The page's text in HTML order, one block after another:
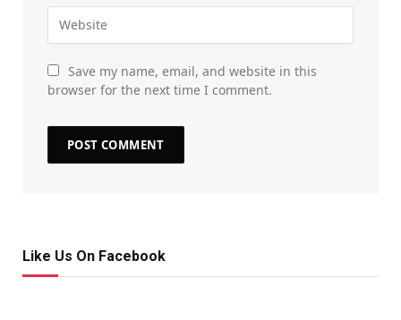
Save my name, email, and website in this
browser for the next time I comment.
Like Us On Facebook